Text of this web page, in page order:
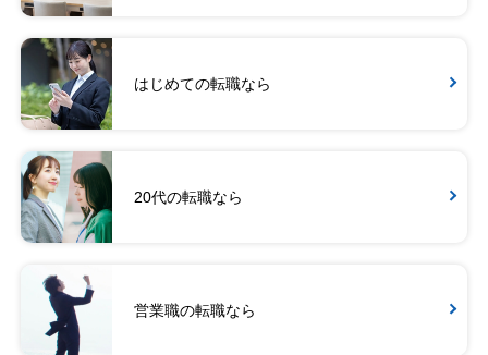
はじめての転職なら
20代の転職なら
営業職の転職なら